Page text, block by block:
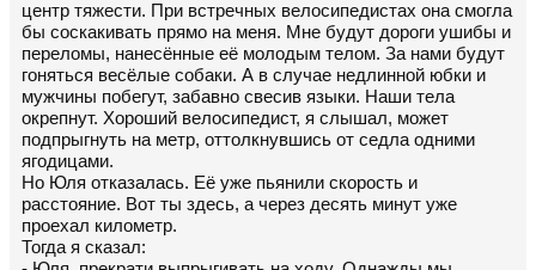
центр тяжести. При встречных велосипедистах она смогла
бы соскакивать прямо на меня. Мне будут дороги ушибы и
переломы, нанесённые её молодым телом. За нами будут
гоняться весёлые собаки. А в случае недлинной юбки и
мужчины побегут, забавно свесив языки. Наши тела
окрепнут. Хороший велосипедист, я слышал, может
подпрыгнуть на метр, оттолкнувшись от седла одними
ягодицами.
Но Юля отказалась. Её уже пьянили скорость и
расстояние. Вот ты здесь, а через десять минут уже
проехал километр.
Тогда я сказал: